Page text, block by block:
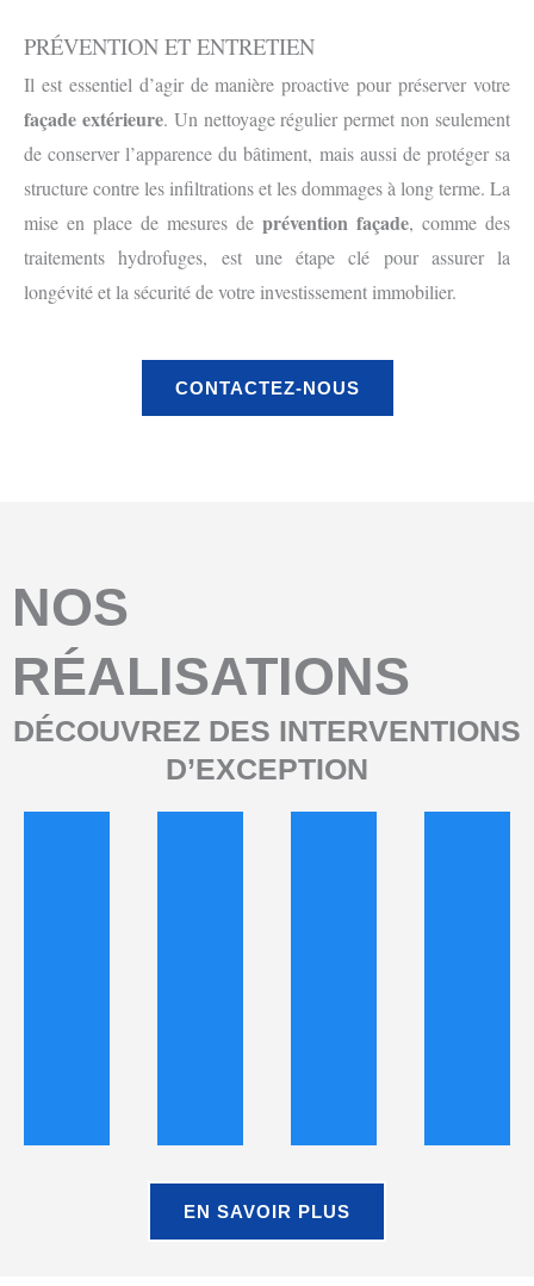
PRÉVENTION ET ENTRETIEN
Il est essentiel d’agir de manière proactive pour préserver votre
façade extérieure. Un nettoyage régulier permet non seulement
de conserver l’apparence du bâtiment, mais aussi de protéger sa
structure contre les infiltrations et les dommages à long terme. La
mise en place de mesures de prévention façade, comme des
traitements hydrofuges, est une étape clé pour assurer la
longévité et la sécurité de votre investissement immobilier.
CONTACTEZ-NOUS
NOS
RÉALISATIONS
DÉCOUVREZ DES INTERVENTIONS
D’EXCEPTION
EN SAVOIR PLUS